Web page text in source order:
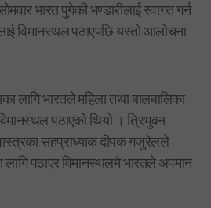
भारत पुगेकी भण्डारीलाई स्वागत गर्न
विमानस्थल पठाएपछि यस्तो आलोचना
लागि भारतले महिला तथा बालबालिका
पठाएको थियो । त्रिभुवन
शास्त्रका सहप्राध्याक दीपक गजुरेलले
लागि पठाएर विमानस्थलमै भारतले अपमान